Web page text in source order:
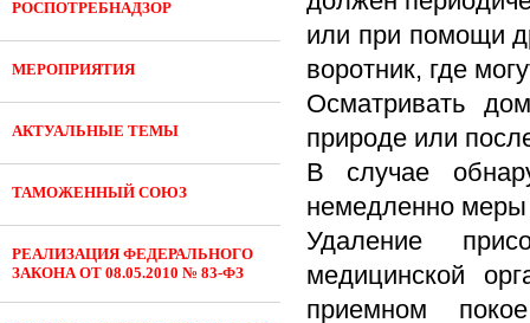
РОСПОТРЕБНАДЗОР
МЕРОПРИЯТИЯ
АКТУАЛЬНЫЕ ТЕМЫ
ТАМОЖЕННЫЙ СОЮЗ
РЕАЛИЗАЦИЯ ФЕДЕРАЛЬНОГО
ЗАКОНА ОТ 08.05.2010 № 83-ФЗ
или при помощи
воротник, где
Осматривать
природе или
В случае
немедленно
Удаление
медицинской
приемном